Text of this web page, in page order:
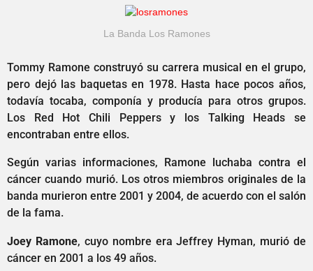
La Banda Los Ramones
Tommy Ramone construyó su carrera musical en el grupo,
pero dejó las baquetas en 1978. Hasta hace pocos años,
todavía tocaba, componía y producía para otros grupos.
Los Red Hot Chili Peppers y los Talking Heads se
encontraban entre ellos.
Según varias informaciones, Ramone luchaba contra el
cáncer cuando murió. Los otros miembros originales de la
banda murieron entre 2001 y 2004, de acuerdo con el salón
de la fama.
Joey Ramone, cuyo nombre era Jeffrey Hyman, murió de
cáncer en 2001 a los 49 años.